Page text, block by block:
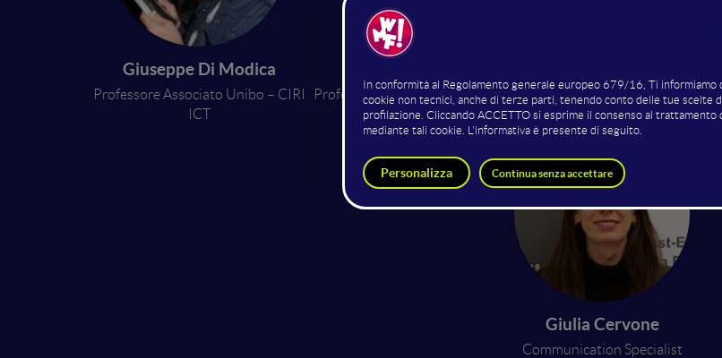
Giuseppe Di Modica
Professore Associato Unibo – CIRI
ICT
Professore Associato, Unife - Senior
researcher, IN4 Hub
Ricercatore
T3LAB
Giulia Cervone
Communication Specialist